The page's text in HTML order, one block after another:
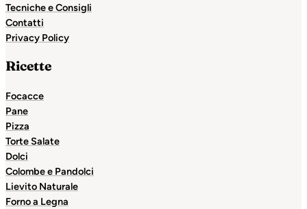
Tecniche e Consigli
Contatti
Privacy Policy
Ricette
Focacce
Pane
Pizza
Torte Salate
Dolci
Colombe e Pandolci
Lievito Naturale
Forno a Legna